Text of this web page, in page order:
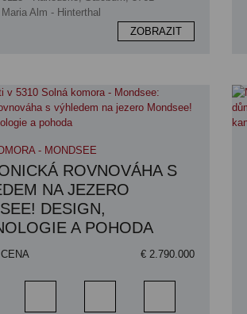
Alm - Hinterthal
ZOBRAZIT
- MONDSEE
ROVNOVÁHA S
NA JEZERO
DESIGN,
A POHODA
€ 2.790.000